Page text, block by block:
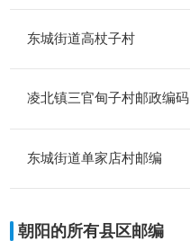
东城街道高杖子村
凌北镇三官甸子村邮政编码
东城街道单家店村邮编
朝阳的所有县区邮编